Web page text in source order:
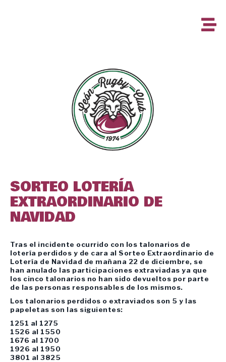
SORTEO LOTERÍA
EXTRAORDINARIO DE
NAVIDAD
Tras el incidente ocurrido con los talonarios de
lotería perdidos y de cara al Sorteo Extraordinario de
Lotería de Navidad de mañana 22 de diciembre, se
han anulado las participaciones extraviadas ya que
los cinco talonarios no han sido devueltos por parte
de las personas responsables de los mismos.
Los talonarios perdidos o extraviados son 5 y las
papeletas son las siguientes:
1251 al 1275
1526 al 1550
1676 al 1700
1926 al 1950
3801 al 3825